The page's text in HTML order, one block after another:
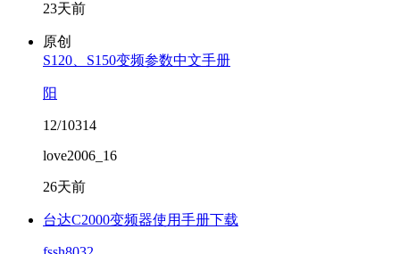
23天前
原创
S120、S150变频参数中文手册
阳
12/10314
love2006_16
26天前
台达C2000变频器使用手册下载